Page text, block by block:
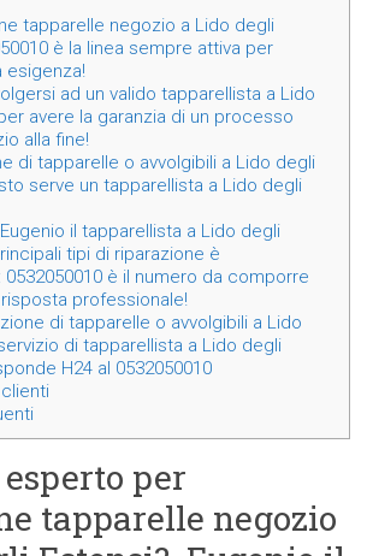
tapparelle negozio a Lido degli
è la linea sempre attiva per
esigenza!
ad un valido tapparellista a Lido
avere la garanzia di un processo
alla fine!
di tapparelle o avvolgibili a Lido degli
serve un tapparellista a Lido degli
il tapparellista a Lido degli
tipi di riparazione è
è il numero da comporre
professionale!
di tapparelle o avvolgibili a Lido
di tapparellista a Lido degli
H24 al 0532050010
per
tapparelle negozio